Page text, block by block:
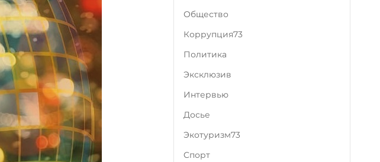
Общество
Коррупция73
Политика
Эксклюзив
Интервью
Досье
Экотуризм73
Cпорт